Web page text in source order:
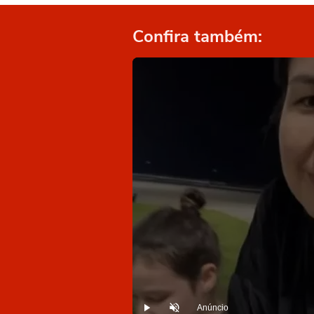
Confira também:
Play DesmutarAnúncio